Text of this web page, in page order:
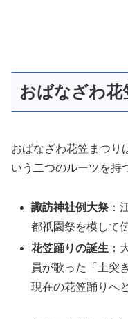
おばなざわ花
おばなざわ花笠まつり
いう二つのルーツを持
諏訪神社例大祭 ：
都祇園祭を模して
花笠踊りの誕生 ：
員が歌った「土突
現在の花笠踊りへ